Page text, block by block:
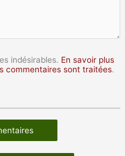
indésirables. En savoir plus
commentaires sont traitées.